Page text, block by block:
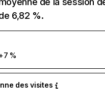
6,82 %.
%
des visites